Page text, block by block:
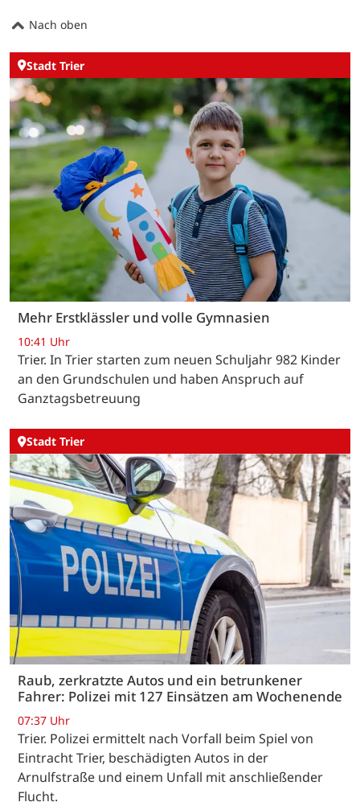
Nach oben
Stadt Trier
Mehr Erstklässler und volle Gymnasien
10:41 Uhr
Trier. In Trier starten zum neuen Schuljahr 982 Kinder
an den Grundschulen und haben Anspruch auf
Ganztagsbetreuung
Stadt Trier
Raub, zerkratzte Autos und ein betrunkener
Fahrer: Polizei mit 127 Einsätzen am Wochenende
07:37 Uhr
Trier. Polizei ermittelt nach Vorfall beim Spiel von
Eintracht Trier, beschädigten Autos in der
Arnulfstraße und einem Unfall mit anschließender
Flucht.